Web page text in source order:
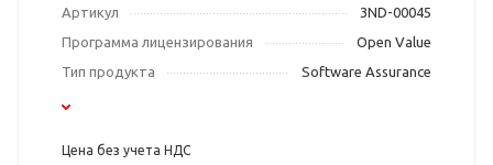
Артикул
3ND-00045
Программа лицензирования
Open Value
Тип продукта
Software Assurance
Цена без учета НДС